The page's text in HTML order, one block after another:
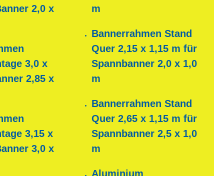
2,0 x
3,0 x
2,85 x
3,15 x
3,0 x
m
Bannerrahmen Stand
Quer 2,15 x 1,15 m für
Spannbanner 2,0 x 1,0
m
Bannerrahmen Stand
Quer 2,65 x 1,15 m für
Spannbanner 2,5 x 1,0
m
Aluminium